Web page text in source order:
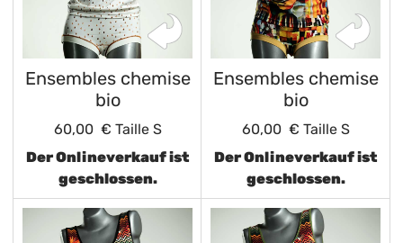
Ensembles chemise
bio
60,00 € Taille S
Der Onlineverkauf ist
geschlossen.
Ensembles chemise
bio
60,00 € Taille S
Der Onlineverkauf ist
geschlossen.